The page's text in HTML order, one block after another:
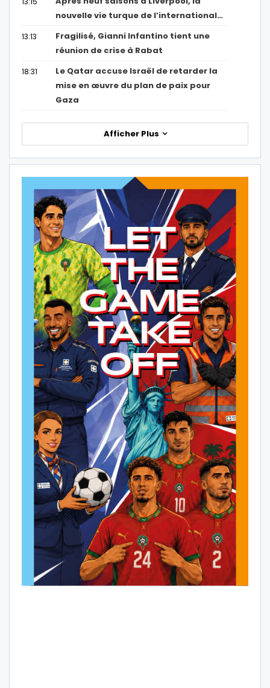
nouvelle vie turque de l’international…
13:13
Fragilisé, Gianni Infantino tient une
réunion de crise à Rabat
18:31
Le Qatar accuse Israël de retarder la
mise en œuvre du plan de paix pour
Gaza
Afficher Plus